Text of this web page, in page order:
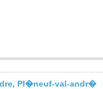
Pl�neuf-val-andr�